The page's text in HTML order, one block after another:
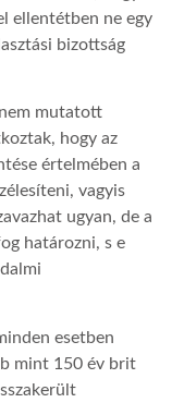
ellentétben ne egy
bizottság
mutatott
hogy az
értelmében a
vagyis
ugyan, de a
határozni, s e
esetben
mint 150 év brit